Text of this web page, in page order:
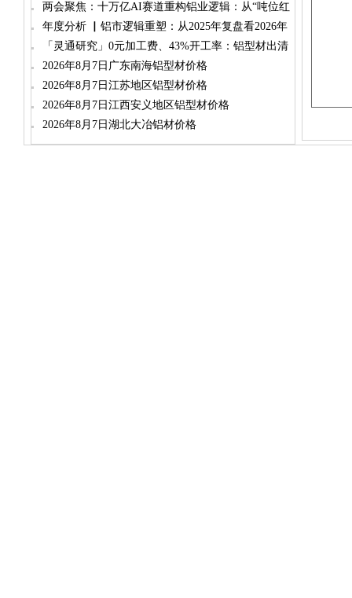
两会聚焦：十万亿AI赛道重构铝业逻辑：从“吨位红
利”到“品位跃迁”
年度分析 ▏铝市逻辑重塑：从2025年复盘看2026年
运行新主线（铝锭篇）
「灵通研究」0元加工费、43%开工率：铝型材出清
死局
2026年8月7日广东南海铝型材价格
2026年8月7日江苏地区铝型材价格
2026年8月7日江西安义地区铝型材价格
2026年8月7日湖北大冶铝材价格